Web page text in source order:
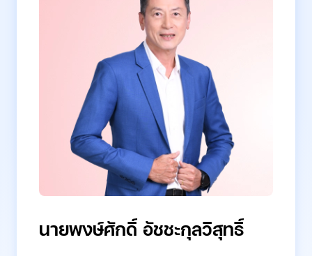
นายพงษ์ศักดิ์ อัชชะกุลวิสุทธิ์